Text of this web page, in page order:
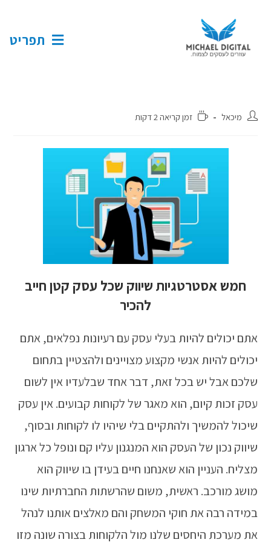
תפריט
מיכאל זמן קריאה 2 דקות
חמש אסטרטגיות שיווק שכל עסק קטן חייב
להכיר
אתם יכולים להיות בעלי עסק עם רעיונות נפלאים, אתם
יכולים להיות אנשי מקצוע מצויינים ולהצטיין בתחום
שלכם אבל יש בכל זאת, דבר אחד שבלעדיו אין לשום
עסק זכות קיום, הוא מאגר של לקוחות קבועים. אין עסק
שיכול להמשיך ולהתקיים בלי שיהיו לו לקוחות ובסוף,
שיווק נכון של העסק הוא המנגנון עליו קם ונופל כל ארגון
מצליח. העניין הוא שאנחנו חיים בעידן בו שיווק הוא
מושג מורכב. ראשית, משום שהרשתות החברתיות שינו
במידה רבה את חוקי המשחק והם מאלצים אותנו לנהל
את מערכת היחסים שלנו מול הלקוחות בצורה שונה מזו